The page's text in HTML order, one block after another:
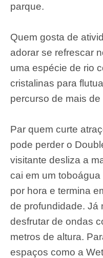
parque.
Quem gosta de
adorar se refrescar
uma espécie de rio
cristalinas para
percurso de mais
Par quem curte
pode perder o
visitante desliza a
cai em um
por hora e termina
de profundidade. Já
desfrutar de ondas
metros de altura.
espaços como a